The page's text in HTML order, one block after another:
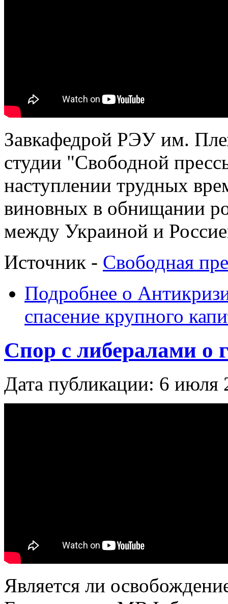
Завкафедрой РЭУ им.
студии "Свободной
наступлении трудных
виновных в обнищании
между Украиной и
Источник - Свободная
Подробнее о
спасение крупного
Спор с либералами о
Дата публикации: 6 июля
Является ли